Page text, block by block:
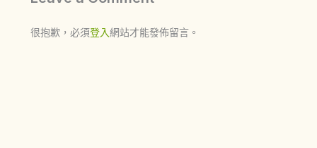
很抱歉，必須登入網站才能發佈留言。